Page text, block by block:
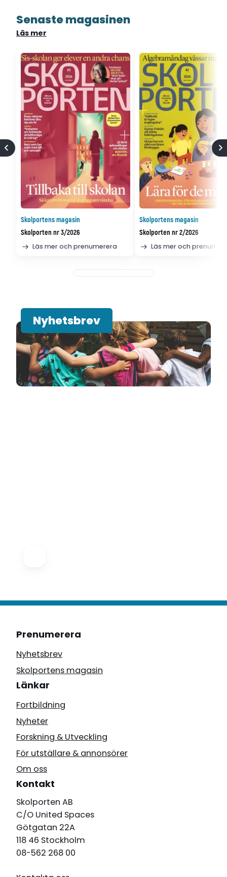
Senaste magasinen
Läs mer
Skolportens magasin
Skolporten nr 3/2026
Läs mer och prenumerera
Skolportens magasin
Skolporten nr 2/2026
Läs mer och
Nyhetsbrev
Prenumerera
Nyhetsbrev
Skolportens magasin
Länkar
Fortbildning
Nyheter
Forskning & Utveckling
För utställare & annonsörer
Om oss
Kontakt
Skolporten AB
C/O United Spaces
Götgatan 22A
118 46 Stockholm
08-562 268 00